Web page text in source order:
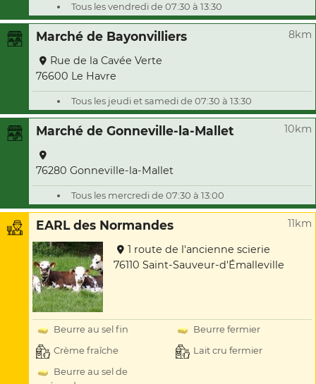
Tous les vendredi de 07:30 à 13:30
Marché de Bayonvilliers 8km
Rue de la Cavée Verte
76600 Le Havre
Tous les jeudi et samedi de 07:30 à 13:30
Marché de Gonneville-la-Mallet 10km
76280 Gonneville-la-Mallet
Tous les mercredi de 07:30 à 13:00
EARL des Normandes 11km
1 route de l'ancienne scierie
76110 Saint-Sauveur-d'Émalleville
Beurre au sel fin
Beurre fermier
Crème fraîche
Lait cru fermier
Beurre au sel de